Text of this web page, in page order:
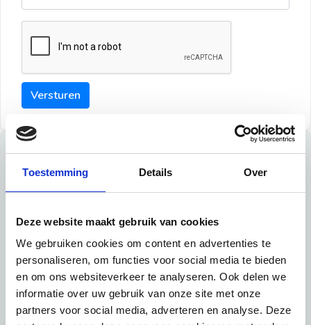
Toestemming Details Over
Deze website maakt gebruik van cookies
We gebruiken cookies om content en advertenties te
personaliseren, om functies voor social media te bieden
en om ons websiteverkeer te analyseren. Ook delen we
informatie over uw gebruik van onze site met onze
partners voor social media, adverteren en analyse. Deze
Versturen
Tips
Tip 1:
Schrijf een duidelijke introductie en geef de volgende
informatie mee:
Ben je student, werkachtig of werkzoekend